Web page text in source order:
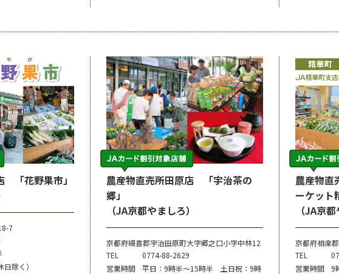
「花野果市」
7
除く）
農産物直売所田原店 「宇治茶の
郷」
（JA京都やましろ）
京都府綴喜郡宇治田原町大字郷之口小字中林12
TEL
0774-88-2629
営業時間
平日：9時半～15時半 土日祝：9時
農産物直
ーケット
（JA京
京都府相楽
TEL
営業時間
9